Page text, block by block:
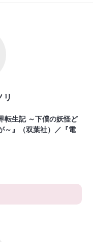
リ
転生記 ～下僕の妖怪ど
～』（双葉社）／『電